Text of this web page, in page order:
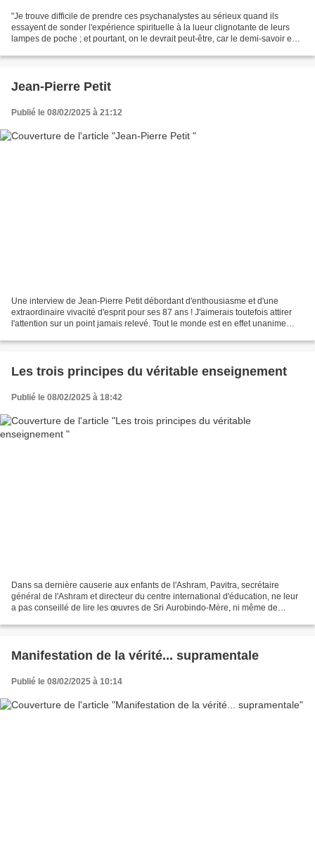
"Je trouve difficile de prendre ces psychanalystes au sérieux quand ils
essayent de sonder l'expérience spirituelle à la lueur clignotante de leurs
lampes de poche ; et pourtant, on le devrait peut-être, car le demi-savoir est
Jean-Pierre Petit
Publié le 08/02/2025 à 21:12
Une interview de Jean-Pierre Petit débordant d'enthousiasme et d'une
extraordinaire vivacité d'esprit pour ses 87 ans ! J'aimerais toutefois attirer
l'attention sur un point jamais relevé. Tout le monde est en effet unanime
Les trois principes du véritable enseignement
Publié le 08/02/2025 à 18:42
Dans sa dernière causerie aux enfants de l'Ashram, Pavitra, secrétaire
général de l'Ashram et directeur du centre international d'éducation, ne leur
a pas conseillé de lire les œuvres de Sri Aurobindo-Mère, ni même de
Manifestation de la vérité... supramentale
Publié le 08/02/2025 à 10:14